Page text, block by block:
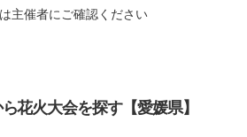
主催者にご確認ください
花火大会を探す【愛媛県】